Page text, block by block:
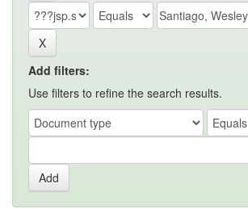
Add filters:
Use filters to refine the search results.